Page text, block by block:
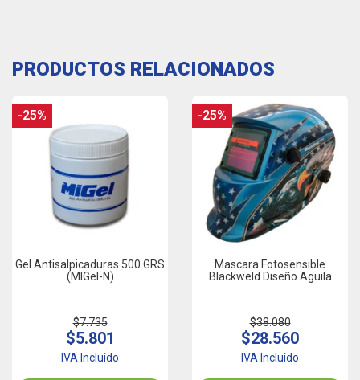
PRODUCTOS RELACIONADOS
Gel Antisalpicaduras 500 GRS
(MIGel-N)
$7.735
$5.801
IVA Incluído
-25%
Mascara Fotosensible
Blackweld Diseño Aguila
$38.080
$28.560
IVA Incluído
-25%